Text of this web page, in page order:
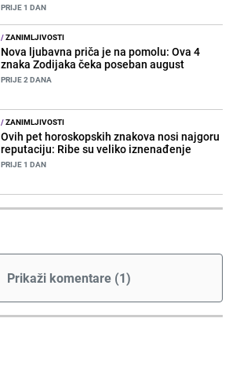
PRIJE 1 DAN
/ZANIMLJIVOSTI
Nova ljubavna priča je na pomolu: Ova 4
znaka Zodijaka čeka poseban august
PRIJE 2 DANA
/ZANIMLJIVOSTI
Ovih pet horoskopskih znakova nosi najgoru
reputaciju: Ribe su veliko iznenađenje
PRIJE 1 DAN
Prikaži komentare (1)